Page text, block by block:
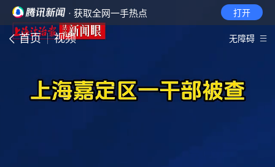
· 获取全网一手热点 打开
首页 视频 无障碍